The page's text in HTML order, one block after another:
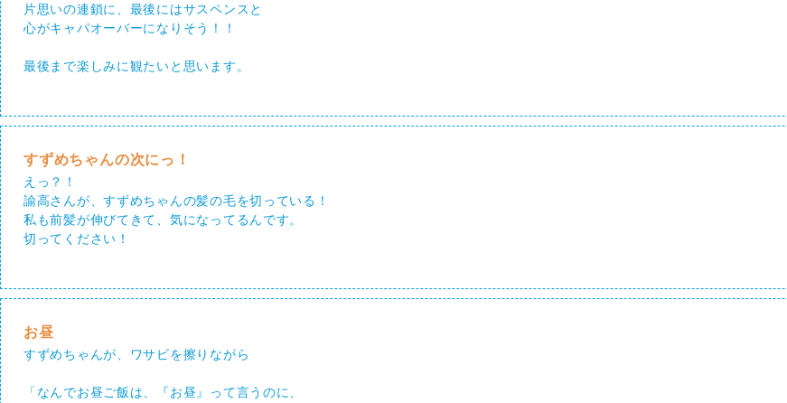
片思いの連鎖に、最後にはサスペンスと
心がキャパオーバーになりそう！！
最後まで楽しみに観たいと思います。
すずめちゃんの次にっ！
えっ？！
諭高さんが、すずめちゃんの髪の毛を切っている！
私も前髪が伸びてきて、気になってるんです。
切ってください！
お昼
すずめちゃんが、ワサビを擦りながら
「なんでお昼ご飯は、『お昼』って言うのに、